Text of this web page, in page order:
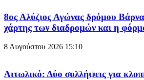
8ος Αλύζιος Αγώνας δρόμου
χάρτης των διαδρομών και η
8 Αυγούστου 2026 15:10
Aιτωλικό: Δύο συλλήψεις για